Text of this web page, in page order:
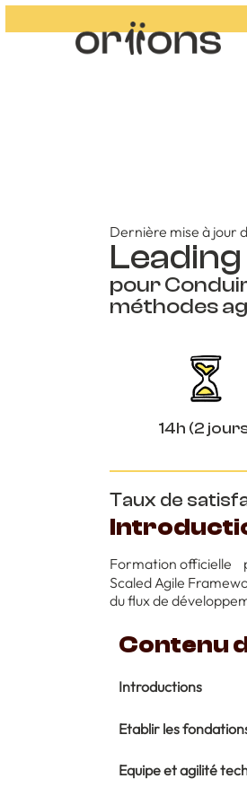
Dernière mise à jour
pour
méthodes
14h (2
Taux de
Formation officielle
Scaled Agile
du flux de
Contenu
Introductions
Etablir les
Equipe et agilité